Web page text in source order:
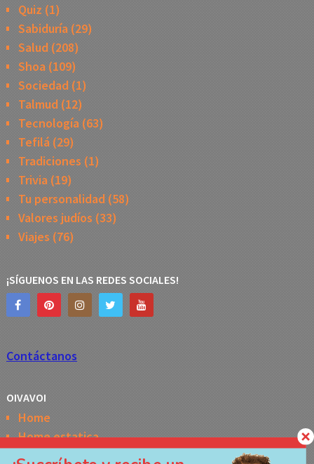
Quiz (1)
Sabiduría(29)
Salud (208)
Shoa(109)
Sociedad(1)
Talmud (12)
Tecnología(63)
Tefilá(29)
Tradiciones (1)
Trivia(19)
Tu personalidad(58)
Valores judíos (33)
Viajes (76)
¡SÍGUENOS EN LAS REDES SOCIALES!
Contáctanos
OIVAVOI
Home
Home estatica
Horóscopo semanal de la Kabbalah